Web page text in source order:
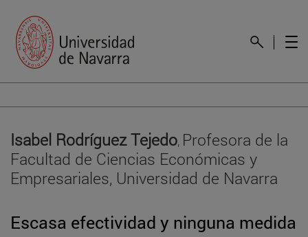
Isabel Rodríguez Tejedo, Profesora de la
Facultad de Ciencias Económicas y
Empresariales, Universidad de Navarra
Escasa efectividad y ninguna medida